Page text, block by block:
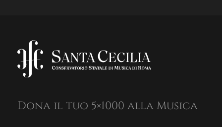
Dona il tuo 5×1000 alla Musica